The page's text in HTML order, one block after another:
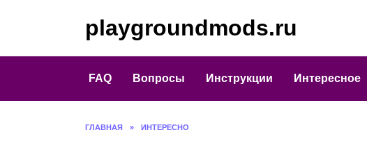
playgroundmods.ru
FAQ Вопросы Инструкции Интересное
ГЛАВНАЯ » ИНТЕРЕСНО